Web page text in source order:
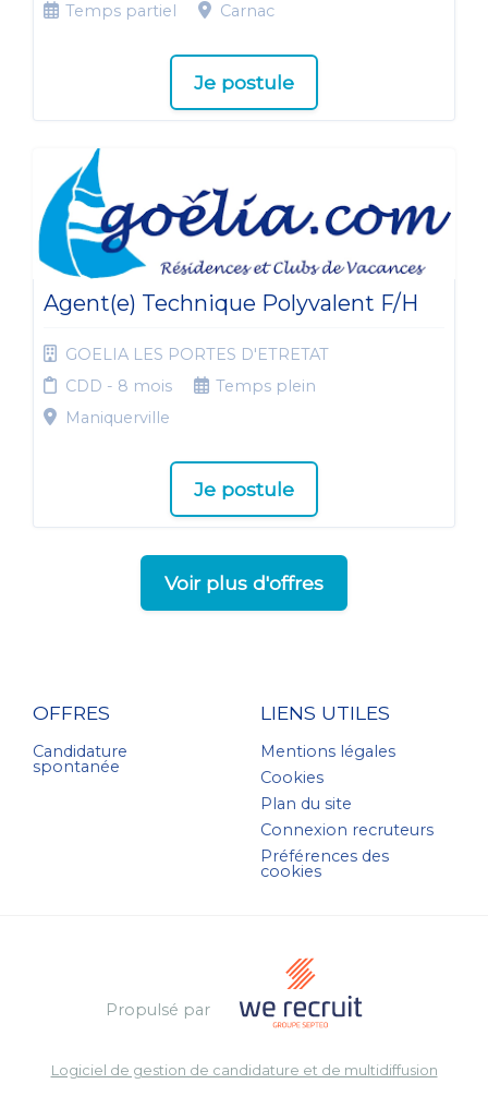
Temps partiel
Carnac
Je postule
Agent(e) Technique Polyvalent F/H
GOELIA LES PORTES D'ETRETAT
CDD - 8 mois
Temps plein
Maniquerville
Je postule
Voir plus d'offres
OFFRES
Candidature
spontanée
LIENS UTILES
Mentions légales
Cookies
Plan du site
Connexion recruteurs
Préférences des
cookies
Propulsé par
Logiciel de gestion de candidature et de multidiffusion